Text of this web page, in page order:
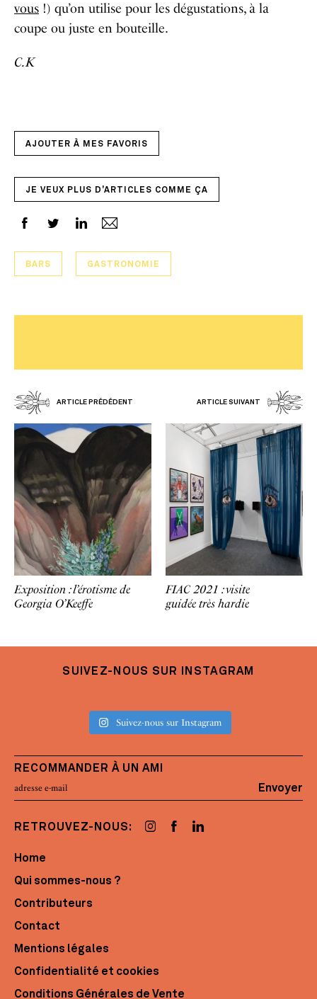
vous !) qu’on utilise pour les dégustations, à la
coupe ou juste en bouteille.
C.K
AJOUTER À MES FAVORIS
JE VEUX PLUS D'ARTICLES COMME ÇA
BARS GASTRONOMIE
ARTICLE PRÉDÉDENT ARTICLE SUIVANT
Exposition : l’érotisme de
Georgia O’Keeffe
FIAC 2021 : visite
guidée très hardie
SUIVEZ-NOUS SUR INSTAGRAM
Suivez-nous sur Instagram
RECOMMANDER À UN AMI
Envoyer
RETROUVEZ-NOUS:
Home
Qui sommes-nous ?
Contributeurs
Contact
Mentions légales
Confidentialité et cookies
Conditions Générales de Vente